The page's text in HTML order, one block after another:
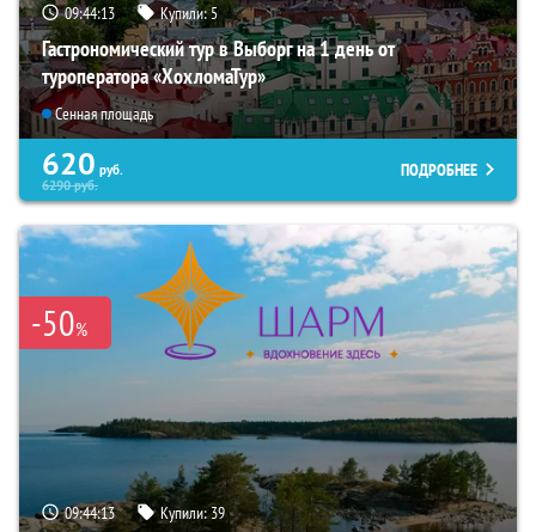
09:44:11 Купили:5
Гастрономический тур в Выборг на 1 день от
туроператора «ХохломаТур»
Сенная площадь
620 руб.
6290руб.
ПОДРОБНЕЕ
-50%
09:44:11 Купили:39